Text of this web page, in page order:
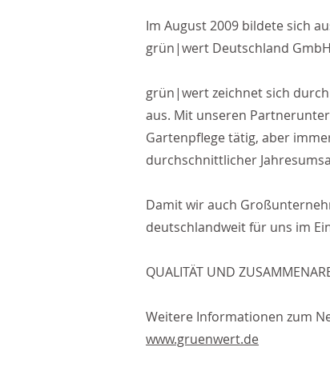
Im August 2009 bildete sich
grün|wert Deutschland
grün|wert zeichnet sich
aus. Mit unseren
Gartenpflege tätig, aber
durchschnittlicher
Damit wir auch
deutschlandweit für uns im
QUALITÄT UND
Weitere Informationen zum
www.gruenwert.de